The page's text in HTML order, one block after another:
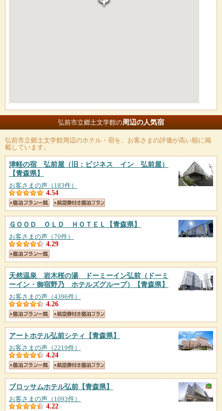
弘前市立郷土文学館の周辺の人気宿
弘前市立郷土文学館周辺のホテル・宿を、お客さまの評価が高い順に掲
載しています。
津軽の宿 弘前屋（旧：ビジネス イン 弘前屋）
【青森県】
お客さまの声（183件）
4.54
ＧＯＯＤ ＯＬＤ ＨＯＴＥＬ 【青森県】
お客さまの声（70件）
4.29
天然温泉 岩木桜の湯 ドーミーイン弘前（ドーミ
ーイン・御宿野乃 ホテルズグループ）
【青森県】
お客さまの声（4396件）
4.26
アートホテル弘前シティ 【青森県】
お客さまの声（2219件）
4.24
ブロッサムホテル弘前 【青森県】
お客さまの声（1093件）
4.22